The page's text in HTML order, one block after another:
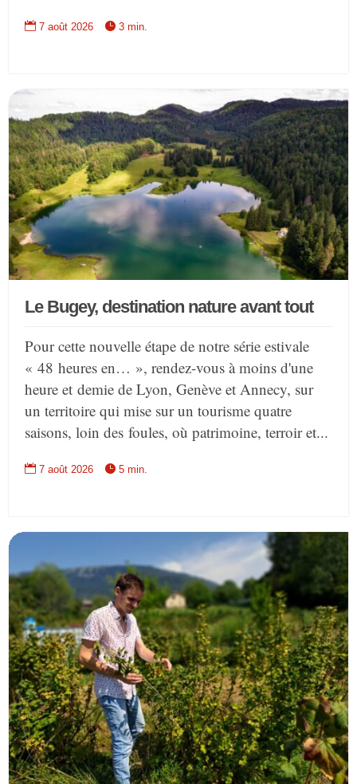
 7 août 2026  3 min.
Le Bugey, destination nature avant tout
Pour cette nouvelle étape de notre série estivale
« 48 heures en… », rendez-vous à moins d'une
heure et demie de Lyon, Genève et Annecy, sur
un territoire qui mise sur un tourisme quatre
saisons, loin des foules, où patrimoine, terroir et...
 7 août 2026  5 min.